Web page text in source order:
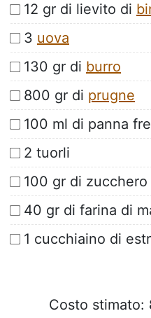
12 gr di lievito di
3 uova
130 gr di burro
800 gr di prugne
100 ml di panna
2 tuorli
100 gr di zucchero
40 gr di farina di
1 cucchiaino di
Costo stimato: